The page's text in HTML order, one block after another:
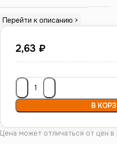
2,63 ₽
В
Цена может отличаться от цен в
Перейти к описанию >